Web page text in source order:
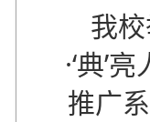
我
·‘典’
推广